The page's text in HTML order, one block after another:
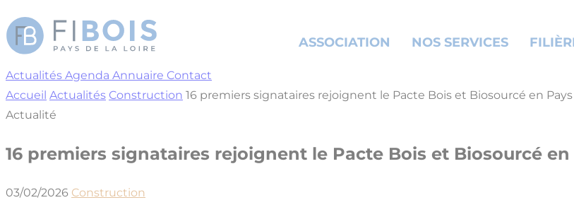
ASSOCIATION NOS SERVICES
Actualités Agenda Annuaire Contact
Accueil Actualités Construction 16 premiers signataires rejoignent le Pacte Bois et Biosourcé en Pays
Actualité
16 premiers signataires rejoignent le Pacte Bois et Biosourcé
03/02/2026 Construction